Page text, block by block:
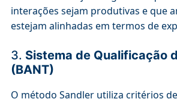
interações sejam produtivas e que
estejam alinhadas em termos de
3. Sistema de Qualificação
(BANT)
O método Sandler utiliza critérios